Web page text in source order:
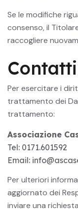
Se le modifiche
consenso, il
raccogliere
Per esercitare i
trattamento dei
trattamento:
Associazione
Tel: 0171.601592
Email:
Per ulteriori
aggiornato dei
inviare una